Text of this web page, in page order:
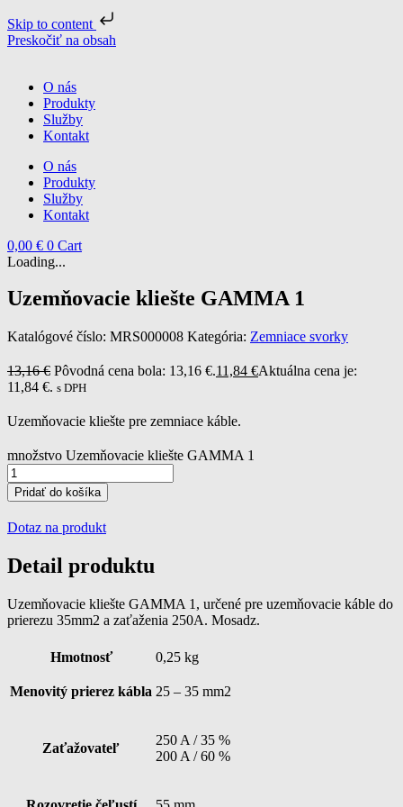
Skip to content
Preskočiť na obsah
O nás
Produkty
Služby
Kontakt
O nás
Produkty
Služby
Kontakt
0,00 € 0 Cart
Loading...
Uzemňovacie kliešte GAMMA 1
Katalógové číslo: MRS000008 Kategória: Zemniace svorky
13,16€ Pôvodná cena bola: 13,16 €.11,84 €Aktuálna cena je:
11,84 €. s DPH
Uzemňovacie kliešte pre zemniace káble.
množstvo Uzemňovacie kliešte GAMMA 1
Pridať do košíka
Dotaz na produkt
Detail produktu
Uzemňovacie kliešte GAMMA 1, určené pre uzemňovacie káble do
prierezu 35mm2 a zaťaženia 250A. Mosadz.
Hmotnosť 0,25 kg
Menovitý prierez kábla 25 – 35 mm2
Zaťažovateľ
250 A / 35 %
200 A / 60 %